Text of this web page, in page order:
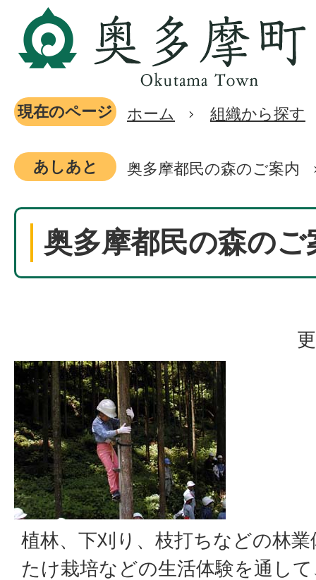
現在のページ ホーム 組織から探す
あしあと 奥多摩都民の森のご案内
奥多摩都民の森のご
植林、下刈り、枝打ちなどの林
たけ栽培などの生活体験を通し